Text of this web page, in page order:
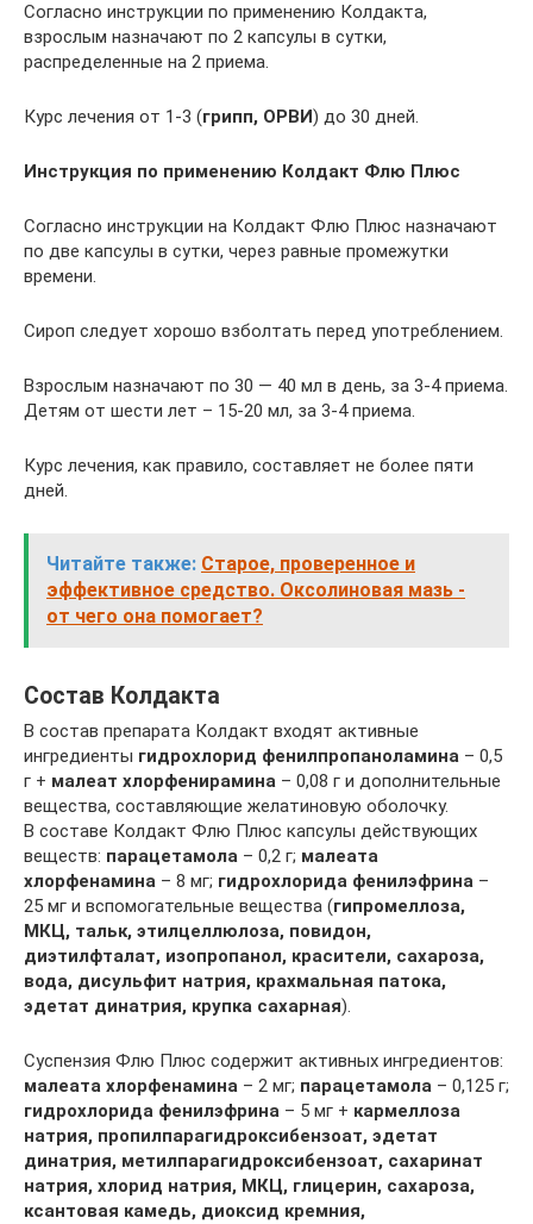
Согласно инструкции по применению Колдакта,
взрослым назначают по 2 капсулы в сутки,
распределенные на 2 приема.
Курс лечения от 1-3 (грипп, ОРВИ) до 30 дней.
Инструкция по применению Колдакт Флю Плюс
Согласно инструкции на Колдакт Флю Плюс назначают
по две капсулы в сутки, через равные промежутки
времени.
Сироп следует хорошо взболтать перед употреблением.
Взрослым назначают по 30 — 40 мл в день, за 3-4 приема.
Детям от шести лет – 15-20 мл, за 3-4 приема.
Курс лечения, как правило, составляет не более пяти
дней.
Читайте также: Старое, проверенное и
эффективное средство. Оксолиновая мазь -
от чего она помогает?
Состав Колдакта
В состав препарата Колдакт входят активные
ингредиенты гидрохлорид фенилпропаноламина – 0,5
г + малеат хлорфенирамина – 0,08 г и дополнительные
вещества, составляющие желатиновую оболочку.
В составе Колдакт Флю Плюс капсулы действующих
веществ: парацетамола – 0,2 г; малеата
хлорфенамина – 8 мг; гидрохлорида фенилэфрина –
25 мг и вспомогательные вещества (гипромеллоза,
МКЦ, тальк, этилцеллюлоза, повидон,
диэтилфталат, изопропанол, красители, сахароза,
вода, дисульфит натрия, крахмальная патока,
эдетат динатрия, крупка сахарная).
Суспензия Флю Плюс содержит активных ингредиентов:
малеата хлорфенамина – 2 мг; парацетамола – 0,125 г;
гидрохлорида фенилэфрина – 5 мг + кармеллоза
натрия, пропилпарагидроксибензоат, эдетат
динатрия, метилпарагидроксибензоат, сахаринат
натрия, хлорид натрия, МКЦ, глицерин, сахароза,
ксантовая камедь, диоксид кремния,